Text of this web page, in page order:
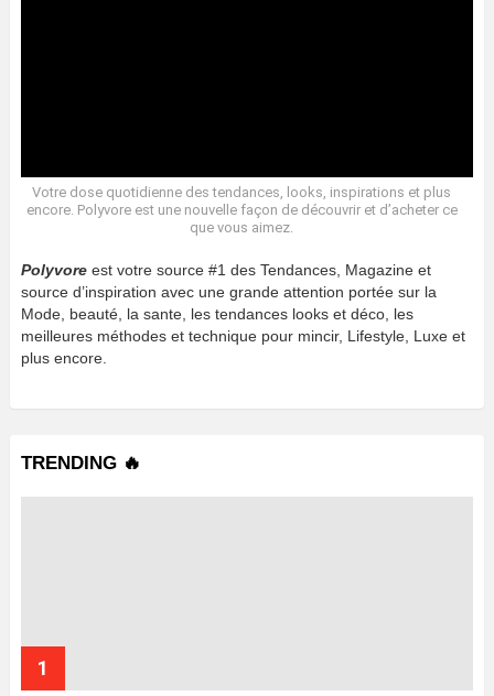
Votre dose quotidienne des tendances, looks, inspirations et plus
encore. Polyvore est une nouvelle façon de découvrir et d’acheter ce
que vous aimez.
Polyvore est votre source #1 des Tendances, Magazine et
source d’inspiration avec une grande attention portée sur la
Mode, beauté, la sante, les tendances looks et déco, les
meilleures méthodes et technique pour mincir, Lifestyle, Luxe et
plus encore.
TRENDING 🔥